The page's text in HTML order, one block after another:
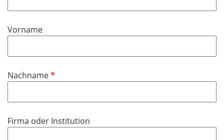
Vorname
NachnameP
c
Firma oder Institution